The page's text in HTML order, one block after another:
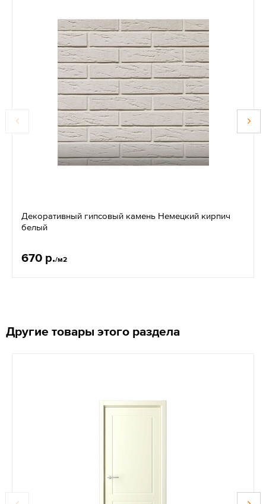
Декоративный гипсовый камень Немецкий кирпич
белый
670 р./м2
Другие товары этого раздела